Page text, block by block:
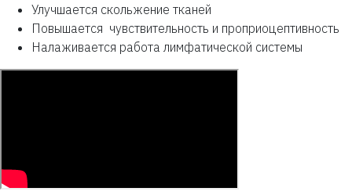
Улучшается скольжение тканей
Повышается чувствительность и проприоцептивность
Налаживается работа лимфатической системы